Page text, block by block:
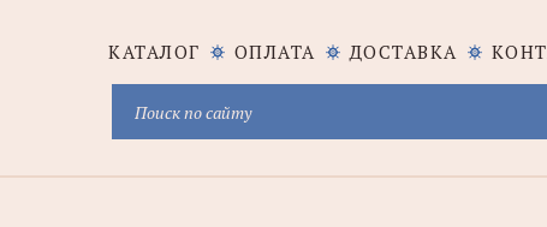
КАТАЛОГ ОПЛАТА ДОСТАВКА